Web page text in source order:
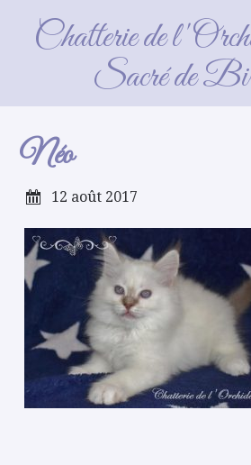
Chatterie de
Sacré de
Néo
Néo
12 août 2017